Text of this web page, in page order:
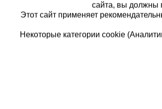
сайта, вы должны
Этот сайт применяет
Некоторые категории cookie